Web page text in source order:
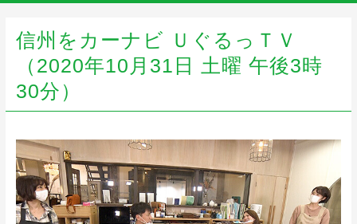
信州をカーナビ ＵぐるっＴＶ
（2020年10月31日 土曜 午後3時
30分）